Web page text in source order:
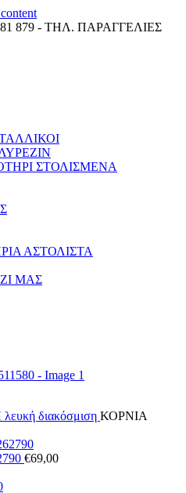
879 - ΤΗΛ. ΠΑΡΑΓΓΕΛΙΕΣ
ΣΤΟΛΙΣΜΕΝΑ
ΑΣΤΟΛΙΣΤΑ
ΜΑΣ
λευκή διακόσμιση ΚΟΡΝΙΑ
€69,00